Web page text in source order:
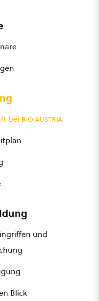
bei bio austria
und
Blick